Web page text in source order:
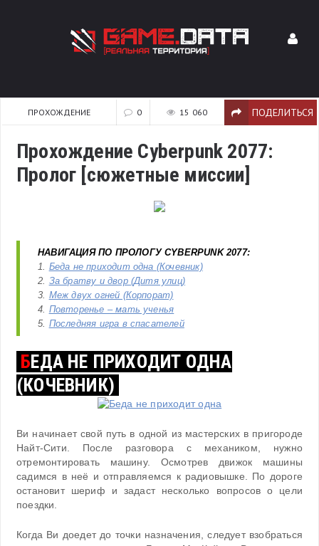
ПРОХОЖДЕНИЕ 0 15 060 ПОДЕЛИТЬСЯ
Прохождение Cyberpunk 2077:
Пролог [сюжетные миссии]
НАВИГАЦИЯ ПО ПРОЛОГУ CYBERPUNK 2077:
1. Беда не приходит одна (Кочевник)
2. За братву и двор (Дитя улиц)
3. Меж двух огней (Корпорат)
4. Повторенье – мать ученья
5. Последняя игра в спасателей
БЕДА НЕ ПРИХОДИТ ОДНА
(КОЧЕВНИК)
Ви начинает свой путь в одной из мастерских в пригороде
Найт-Сити. После разговора с механиком, нужно
отремонтировать машину. Осмотрев движок машины
садимся в неё и отправляемся к радиовышке. По дороге
остановит шериф и задаст несколько вопросов о цели
поездки.
Когда Ви доедет до точки назначения, следует взобраться